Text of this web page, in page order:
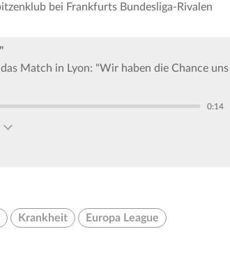
bei Frankfurts Bundesliga-Rivalen
Match in Lyon: "Wir haben die Chance uns
0:14
Krankheit Europa League